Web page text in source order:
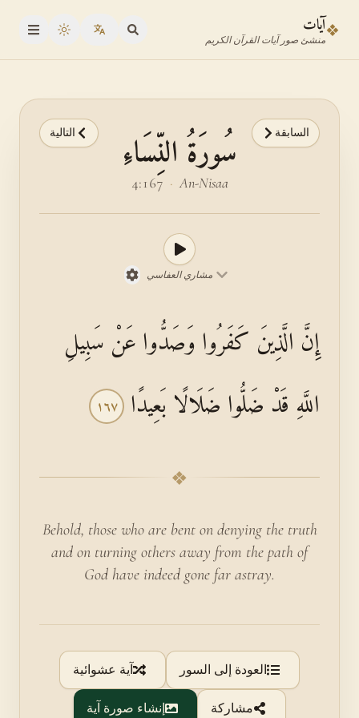
❖آيات
منشئ صور آيات القرآن الكريم theme
السابقة التالية
سُورَةُ النِّسَاءِ
An-Nisaa
·
4:167
مشاري العفاسي
إِنَّ الَّذِينَ كَفَرُوا وَصَدُّوا عَنْ سَبِيلِ
اللَّهِ قَدْ ضَلُّوا ضَلَالًا بَعِيدًا ١٦٧
❖
Behold, those who are bent on denying the truth
and on turning others away from the path of
God have indeed gone far astray.
العودة إلى السور آية عشوائية
مشاركة إنشاء صورة آية